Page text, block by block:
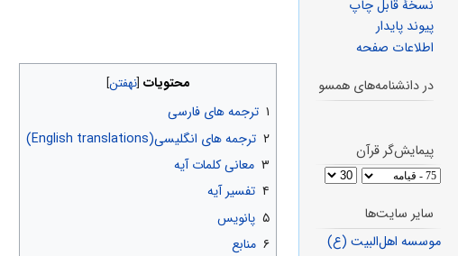
محتویات
۱ ترجمه های فارسی
۲ ترجمه های انگلیسی(English translations)
۳ معانی کلمات آیه
۴ تفسیر آیه
۵ پانویس
۶ منابع
نسخهٔ قابل چاپ
پیوند پایدار
اطلاعات صفحه
در دانشنامه‌های همسو
پیمایش‌گر قرآن
سایر سایت‌ها
موسسه اهل‌البیت (ع)